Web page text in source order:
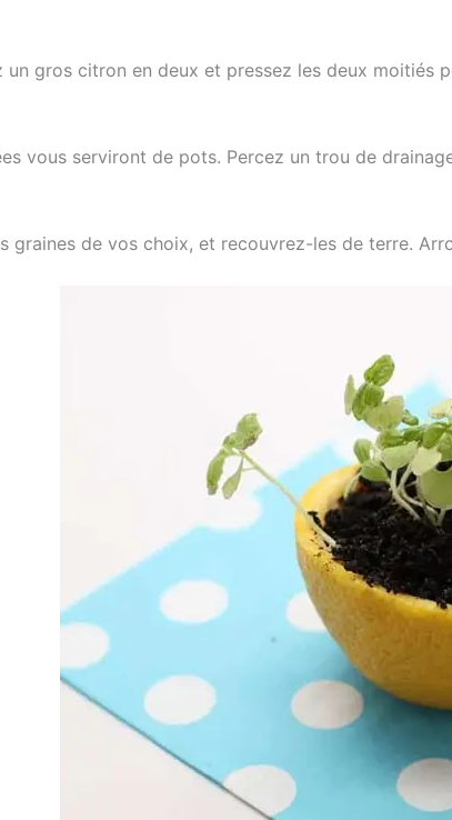
un gros citron en deux et pressez les deux moitiés
vous serviront de pots. Percez un trou de
graines de vos choix, et recouvrez-les de terre.